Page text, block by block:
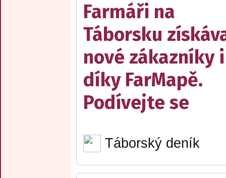
Farmáři na
Táborsku
nové zákazníky i
díky FarMapě.
Podívejte se
Táborský deník